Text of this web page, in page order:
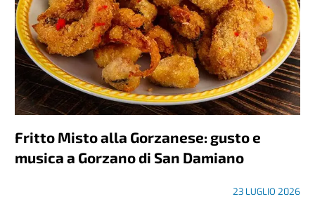
Fritto Misto alla Gorzanese: gusto e
musica a Gorzano di San Damiano
23 LUGLIO 2026